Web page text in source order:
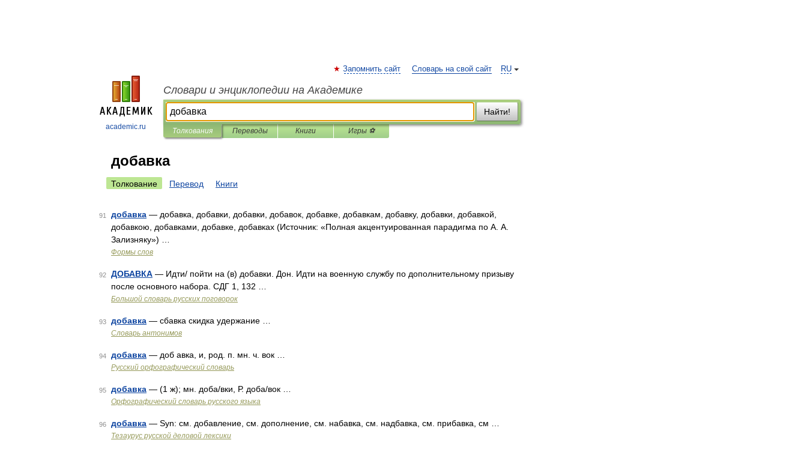
academic.ru
RU
Запомнить сайт Словарь на свой сайт
Словари и энциклопедии на Академике
Найти!
Толкования Переводы Книги Игры ⚽
добавка
Толкование Перевод Книги
91 добавка — добавка, добавки, добавки, добавок, добавке, добавкам, добавку, добавки, добавкой,
добавкою, добавками, добавке, добавках (Источник: «Полная акцентуированная парадигма по А. А.
Зализняку») …
Формы слов
92 ДОБАВКА — Идти/ пойти на (в) добавки. Дон. Идти на военную службу по дополнительному призыву
после основного набора. СДГ 1, 132 …
Большой словарь русских поговорок
93 добавка — сбавка скидка удержание …
Словарь антонимов
94 добавка — доб авка, и, род. п. мн. ч. вок …
Русский орфографический словарь
95 добавка — (1 ж); мн. доба/вки, Р. доба/вок …
Орфографический словарь русского языка
96 добавка — Syn: см. добавление, см. дополнение, см. набавка, см. надбавка, см. прибавка, см …
Тезаурус русской деловой лексики